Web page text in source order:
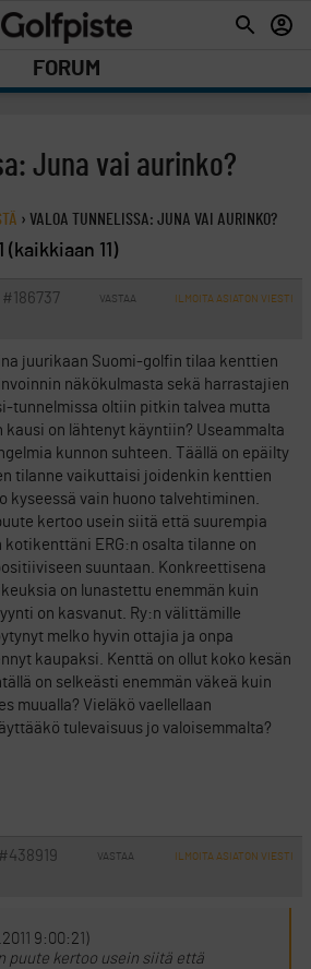
FORUM
Juna vai aurinko?
› VALOA TUNNELISSA: JUNA VAI AURINKO?
(kaikkiaan 11)
#186737 VASTAA ILMOITA ASIATON VIESTI
juurikaan Suomi-golfin tilaa kenttien
näkökulmasta sekä harrastajien
tunnelmissa oltiin pitkin talvea mutta
kausi on lähtenyt käyntiin? Useammalta
kunnon suhteen. Täällä on epäilty
tilanne vaikuttaisi joidenkin kenttien
kyseessä vain huono talvehtiminen.
kertoo usein siitä että suurempia
kotikenttäni ERG:n osalta tilanne on
suuntaan. Konkreettisena
on lunastettu enemmän kuin
on kasvanut. Ry:n välittämille
melko hyvin ottajia ja onpa
kaupaksi. Kenttä on ollut koko kesän
on selkeästi enemmän väkeä kuin
muualla? Vieläkö vaellellaan
tulevaisuus jo valoisemmalta?
#438919 VASTAA ILMOITA ASIATON VIESTI
9:00:21)
puute kertoo usein siitä että